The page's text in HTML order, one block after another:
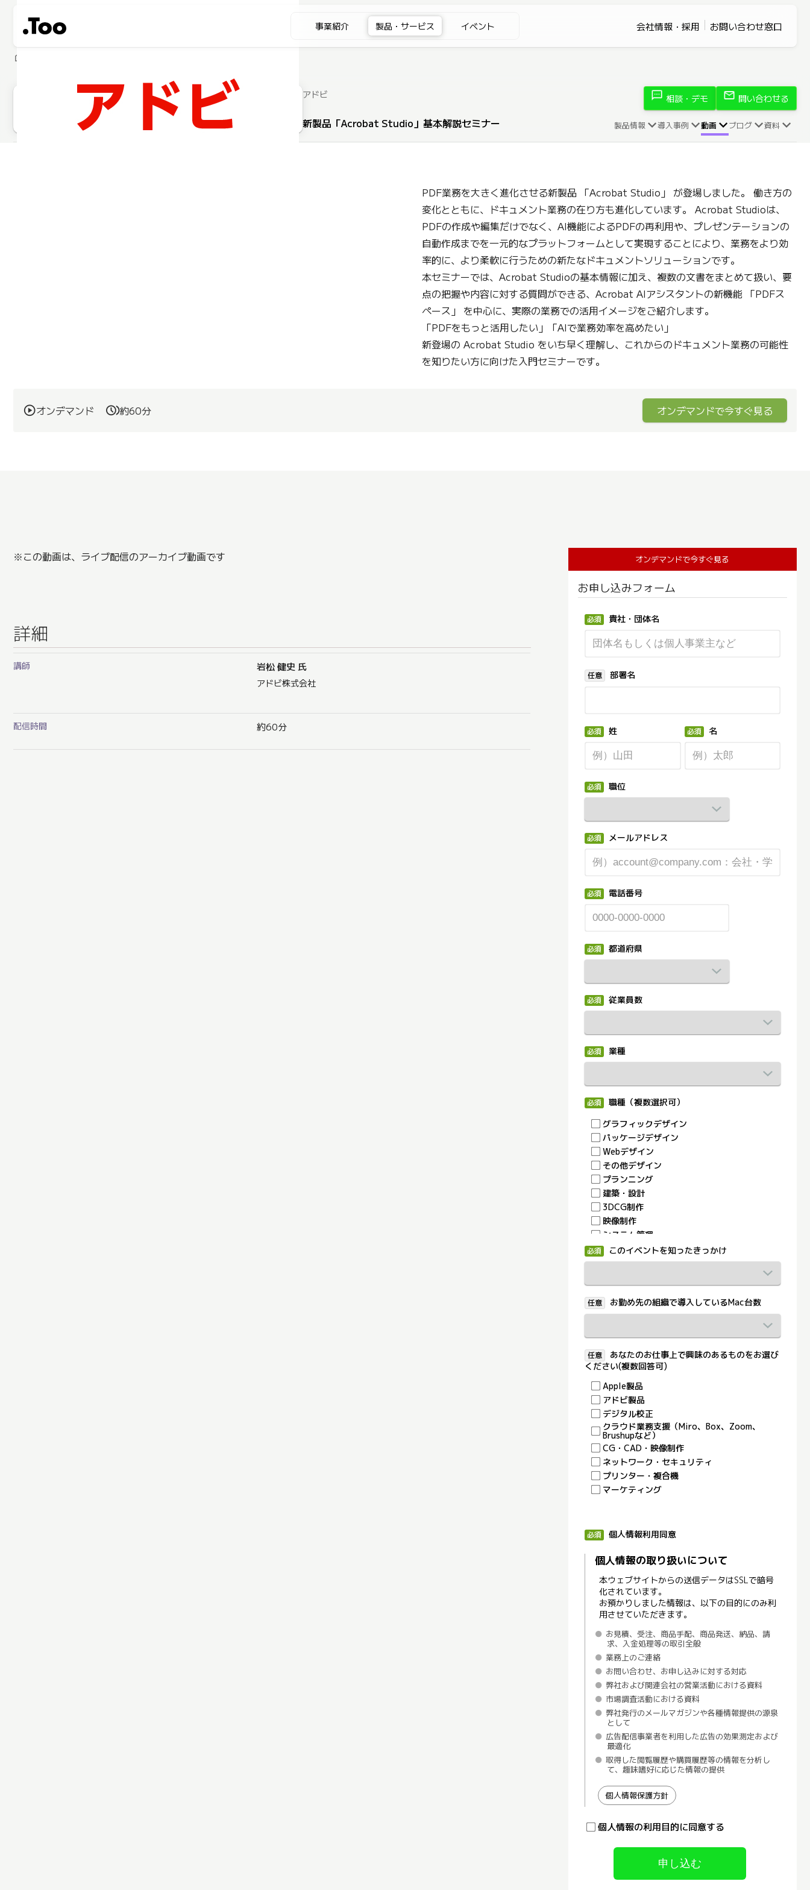
事業紹介 製品・サービス イベント 会社情報・採用 お問い合わせ窓口
home
アドビ
新製品「Acrobat Studio」基本解説セミナー
sms 相談・デモ mail 問い合わせる
製品情報 導入事例 動画 ブログ 資料
PDF業務を大きく進化させる新製品 「Acrobat Studio」 が登場しました。 働き方の
変化とともに、ドキュメント業務の在り方も進化しています。 Acrobat Studioは、
PDFの作成や編集だけでなく、AI機能によるPDFの再利用や、プレゼンテーションの
自動作成までを一元的なプラットフォームとして実現することにより、業務をより効
率的に、より柔軟に行うための新たなドキュメントソリューションです。
本セミナーでは、Acrobat Studioの基本情報に加え、複数の文書をまとめて扱い、要
点の把握や内容に対する質問ができる、Acrobat AIアシスタントの新機能 「PDFス
ペース」 を中心に、実際の業務での活用イメージをご紹介します。
「PDFをもっと活用したい」「AIで業務効率を高めたい」
新登場の Acrobat Studio をいち早く理解し、これからのドキュメント業務の可能性
を知りたい方に向けた入門セミナーです。
オンデマンド 約60分 オンデマンドで今すぐ見る
※この動画は、ライブ配信のアーカイブ動画です
詳細
講師 岩松 健史 氏
アドビ株式会社
配信時間 約60分
オンデマンドで今すぐ見る
お申し込みフォーム